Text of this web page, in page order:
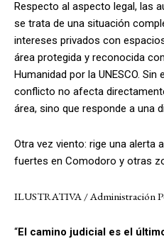
Respecto al aspecto legal, las
se trata de una situación
intereses privados con
área protegida y reconocida
Humanidad por la UNESCO.
conflicto no afecta
área, sino que responde a una
Otra vez viento: rige una alerta
fuertes en Comodoro y otras
ILUSTRATIVA / Administración
“El camino judicial es el